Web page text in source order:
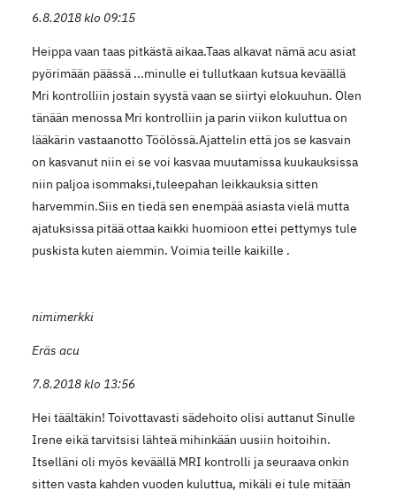
6.8.2018 klo 09:15
Heippa vaan taas pitkästä aikaa.Taas alkavat nämä acu asiat
pyörimään päässä ...minulle ei tullutkaan kutsua keväällä
Mri kontrolliin jostain syystä vaan se siirtyi elokuuhun. Olen
tänään menossa Mri kontrolliin ja parin viikon kuluttua on
lääkärin vastaanotto Töölössä.Ajattelin että jos se kasvain
on kasvanut niin ei se voi kasvaa muutamissa kuukauksissa
niin paljoa isommaksi,tuleepahan leikkauksia sitten
harvemmin.Siis en tiedä sen enempää asiasta vielä mutta
ajatuksissa pitää ottaa kaikki huomioon ettei pettymys tule
puskista kuten aiemmin. Voimia teille kaikille .
nimimerkki
Eräs acu
7.8.2018 klo 13:56
Hei täältäkin! Toivottavasti sädehoito olisi auttanut Sinulle
Irene eikä tarvitsisi lähteä mihinkään uusiin hoitoihin.
Itselläni oli myös keväällä MRI kontrolli ja seuraava onkin
sitten vasta kahden vuoden kuluttua, mikäli ei tule mitään